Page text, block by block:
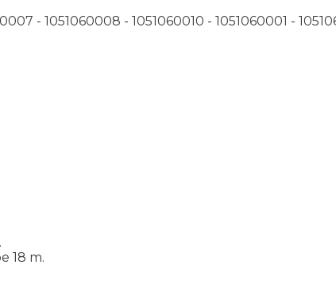
- 1051060008 - 1051060010 - 1051060001 -
18 m.